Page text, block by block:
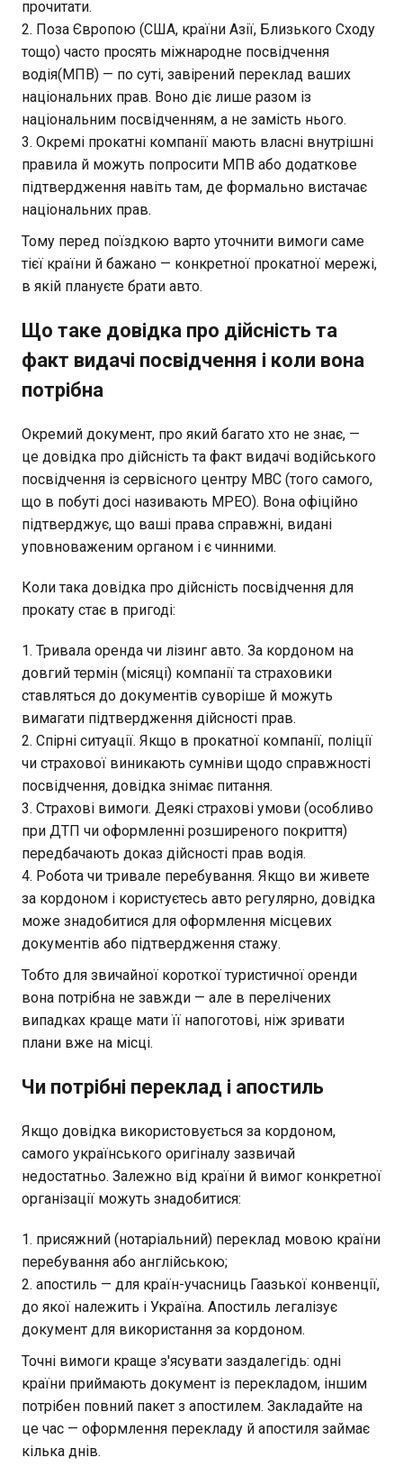
прочитати.
Поза Європою (США, країни Азії, Близького Сходу
тощо) часто просять міжнародне посвідчення
водія(МПВ) — по суті, завірений переклад ваших
національних прав. Воно діє лише разом із
національним посвідченням, а не замість нього.
Окремі прокатні компанії мають власні внутрішні
правила й можуть попросити МПВ або додаткове
підтвердження навіть там, де формально вистачає
національних прав.
Тому перед поїздкою варто уточнити вимоги саме
тієї країни й бажано — конкретної прокатної мережі,
в якій плануєте брати авто.
Що таке довідка про дійсність та
факт видачі посвідчення і коли вона
потрібна
Окремий документ, про який багато хто не знає, —
це довідка про дійсність та факт видачі водійського
посвідчення із сервісного центру МВС (того самого,
що в побуті досі називають МРЕО). Вона офіційно
підтверджує, що ваші права справжні, видані
уповноваженим органом і є чинними.
Коли така довідка про дійсність посвідчення для
прокату стає в пригоді:
Тривала оренда чи лізинг авто. За кордоном на
довгий термін (місяці) компанії та страховики
ставляться до документів суворіше й можуть
вимагати підтвердження дійсності прав.
Спірні ситуації. Якщо в прокатної компанії, поліції
чи страхової виникають сумніви щодо справжності
посвідчення, довідка знімає питання.
Страхові вимоги. Деякі страхові умови (особливо
при ДТП чи оформленні розширеного покриття)
передбачають доказ дійсності прав водія.
Робота чи тривале перебування. Якщо ви живете
за кордоном і користуєтесь авто регулярно, довідка
може знадобитися для оформлення місцевих
документів або підтвердження стажу.
Тобто для звичайної короткої туристичної оренди
вона потрібна не завжди — але в перелічених
випадках краще мати її напоготові, ніж зривати
плани вже на місці.
Чи потрібні переклад і апостиль
Якщо довідка використовується за кордоном,
самого українського оригіналу зазвичай
недостатньо. Залежно від країни й вимог конкретної
організації можуть знадобитися:
присяжний (нотаріальний) переклад мовою країни
перебування або англійською;
апостиль — для країн-учасниць Гаазької конвенції,
до якої належить і Україна. Апостиль легалізує
документ для використання за кордоном.
Точні вимоги краще з'ясувати заздалегідь: одні
країни приймають документ із перекладом, іншим
потрібен повний пакет з апостилем. Закладайте на
це час — оформлення перекладу й апостиля займає
кілька днів.